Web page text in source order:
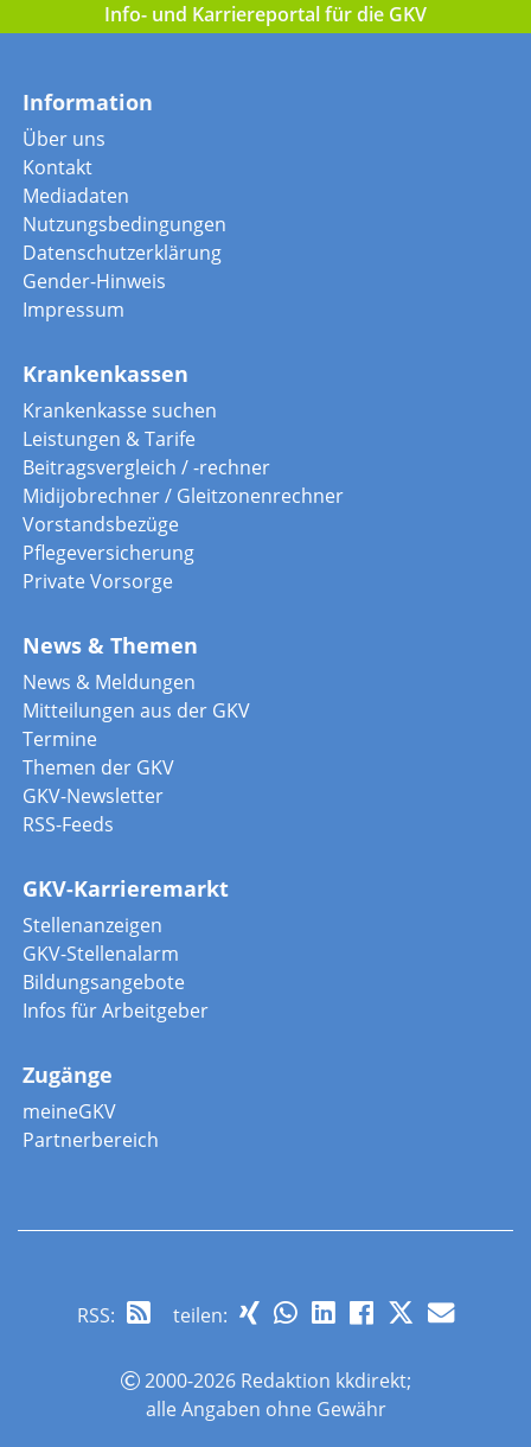
Info- und Karriereportal für die GKV
Information
Über uns
Kontakt
Mediadaten
Nutzungsbedingungen
Datenschutzerklärung
Gender-Hinweis
Impressum
Krankenkassen
Krankenkasse suchen
Leistungen & Tarife
Beitragsvergleich / -rechner
Midijobrechner / Gleitzonenrechner
Vorstandsbezüge
Pflegeversicherung
Private Vorsorge
News & Themen
News & Meldungen
Mitteilungen aus der GKV
Termine
Themen der GKV
GKV-Newsletter
RSS-Feeds
GKV-Karrieremarkt
Stellenanzeigen
GKV-Stellenalarm
Bildungsangebote
Infos für Arbeitgeber
Zugänge
meineGKV
Partnerbereich
RSS: teilen:
2000-2026 Redaktion kkdirekt;
alle Angaben ohne Gewähr